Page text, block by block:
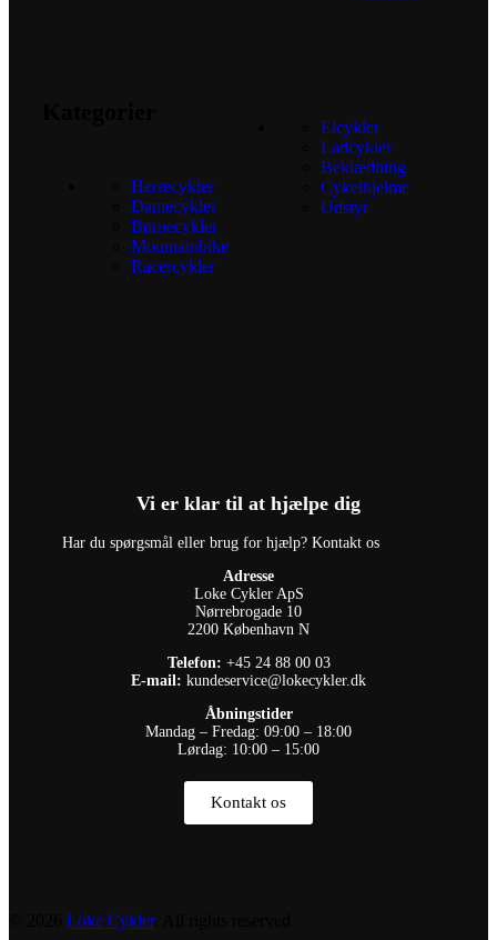
Herrecykler
Damecykler
Børnecykler
Mountainbike
Racercykler
Elcykler
Ladcykler
Beklædning
Cykelhjelme
Udstyr
Vi er klar til at hjælpe dig
Har du spørgsmål eller brug for hjælp? Kontakt os
Adresse
Loke Cykler ApS
Nørrebrogade 10
2200 København N
Telefon: +45 24 88 00 03
E-mail: kundeservice@lokecykler.dk
Åbningstider
Mandag – Fredag: 09:00 – 18:00
Lørdag: 10:00 – 15:00
Kontakt os
Loke Cykler. All rights reserved